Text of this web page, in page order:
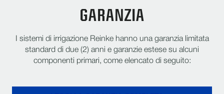
Garantire prestazioni e durata del sistema a
GARANZIA
I sistemi di irrigazione Reinke hanno una garanzia limitata
standard di due (2) anni e garanzie estese su alcuni
componenti primari, come elencato di seguito: